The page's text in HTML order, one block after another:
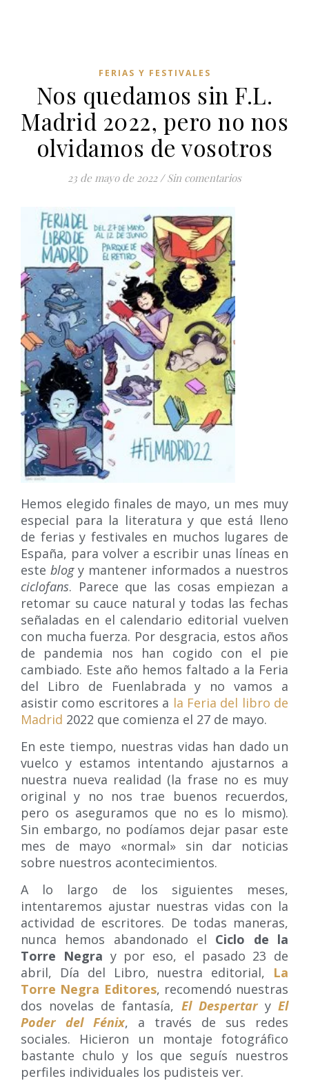
FERIAS Y FESTIVALES
Nos quedamos sin F.L.
Madrid 2022, pero no nos
olvidamos de vosotros
23 de mayo de 2022 / Sin comentarios
Hemos elegido finales de mayo, un mes muy
especial para la literatura y que está lleno
de ferias y festivales en muchos lugares de
España, para volver a escribir unas líneas en
este blogy mantener informados a nuestros
ciclofans. Parece que las cosas empiezan a
retomar su cauce natural y todas las fechas
señaladas en el calendario editorial vuelven
con mucha fuerza. Por desgracia, estos años
de pandemia nos han cogido con el pie
cambiado. Este año hemos faltado a la Feria
del Libro de Fuenlabrada y no vamos a
asistir como escritores a la Feria del libro de
Madrid 2022 que comienza el 27 de mayo.
En este tiempo, nuestras vidas han dado un
vuelco y estamos intentando ajustarnos a
nuestra nueva realidad (la frase no es muy
original y no nos trae buenos recuerdos,
pero os aseguramos que no es lo mismo).
Sin embargo, no podíamos dejar pasar este
mes de mayo «normal» sin dar noticias
sobre nuestros acontecimientos.
A lo largo de los siguientes meses,
intentaremos ajustar nuestras vidas con la
actividad de escritores. De todas maneras,
nunca hemos abandonado el Ciclo de la
Torre Negra y por eso, el pasado 23 de
abril, Día del Libro, nuestra editorial, La
Torre Negra Editores, recomendó nuestras
dos novelas de fantasía, El DespertaryEl
Poder del Fénix, a través de sus redes
sociales. Hicieron un montaje fotográfico
bastante chulo y los que seguís nuestros
perfiles individuales los pudisteis ver.